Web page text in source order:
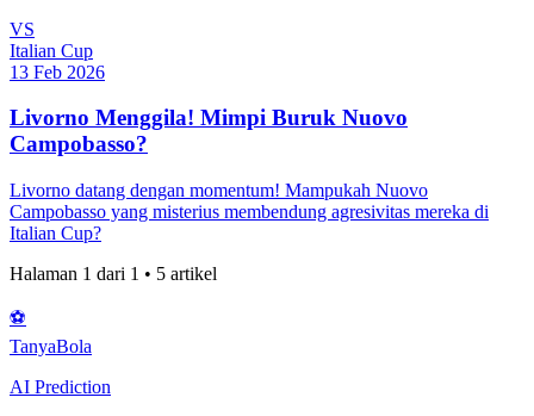
VS
Italian Cup
13 Feb 2026
Livorno Menggila! Mimpi Buruk Nuovo
Campobasso?
Livorno datang dengan momentum! Mampukah Nuovo
Campobasso yang misterius membendung agresivitas mereka di
Italian Cup?
Halaman 1 dari 1 • 5 artikel
⚽
TanyaBola
AI Prediction